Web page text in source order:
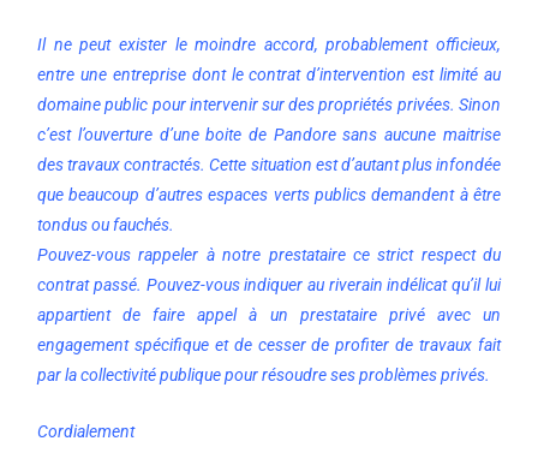
Il ne peut exister le moindre accord, probablement officieux,
entre une entreprise dont le contrat d’intervention est limité au
domaine public pour intervenir sur des propriétés privées. Sinon
c’est l’ouverture d’une boite de Pandore sans aucune maitrise
des travaux contractés. Cette situation est d’autant plus infondée
que beaucoup d’autres espaces verts publics demandent à être
tondus ou fauchés.
Pouvez-vous rappeler à notre prestataire ce strict respect du
contrat passé. Pouvez-vous indiquer au riverain indélicat qu’il lui
appartient de faire appel à un prestataire privé avec un
engagement spécifique et de cesser de profiter de travaux fait
par la collectivité publique pour résoudre ses problèmes privés.
Cordialement